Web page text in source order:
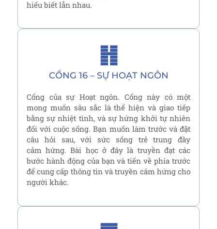
hiểu biết lẫn nhau.
CỔNG 16 – SỰ HOẠT NGÔN
䷏
Cổng của sự Hoạt ngôn. Cổng này có một
mong muốn sâu sắc là thể hiện và giao tiếp
bằng sự nhiệt tình, và sự hứng khởi tự nhiên
đối với cuộc sống. Bạn muốn làm trước và đặt
câu hỏi sau, với sức sống trẻ trung đầy
cảm hứng. Bài học ở đây là truyền đạt các
bước hành động của bạn và tiến về phía trước
để cung cấp thông tin và truyền cảm hứng cho
người khác.